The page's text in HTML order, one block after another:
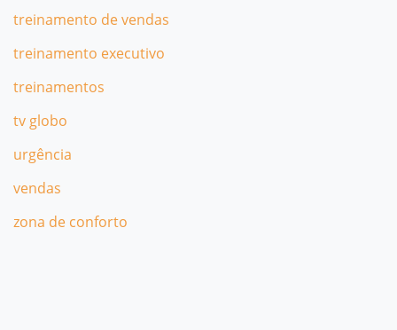
treinamento de vendas
treinamento executivo
treinamentos
tv globo
urgência
vendas
zona de conforto